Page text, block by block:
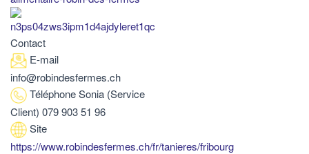
Contact
E-mail
info@robindesfermes.ch
TéléphoneSonia (Service
Client) 079 903 51 96
Site
https://www.robindesfermes.ch/fr/tanieres/fribourg